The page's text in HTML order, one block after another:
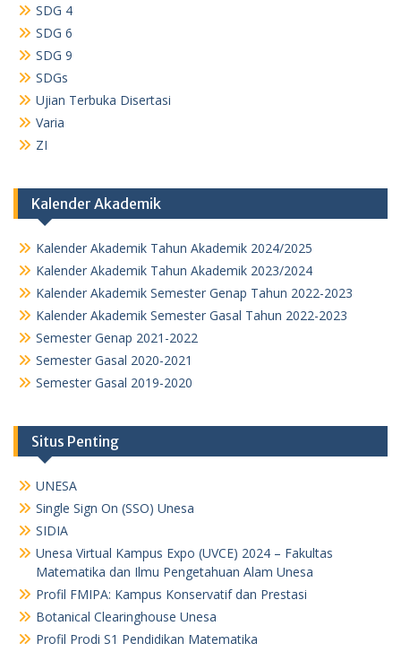
SDG 4
SDG 6
SDG 9
SDGs
Ujian Terbuka Disertasi
Varia
ZI
Kalender Akademik
Kalender Akademik Tahun Akademik 2024/2025
Kalender Akademik Tahun Akademik 2023/2024
Kalender Akademik Semester Genap Tahun 2022-2023
Kalender Akademik Semester Gasal Tahun 2022-2023
Semester Genap 2021-2022
Semester Gasal 2020-2021
Semester Gasal 2019-2020
Situs Penting
UNESA
Single Sign On (SSO) Unesa
SIDIA
Unesa Virtual Kampus Expo (UVCE) 2024 – Fakultas
Matematika dan Ilmu Pengetahuan Alam Unesa
Profil FMIPA: Kampus Konservatif dan Prestasi
Botanical Clearinghouse Unesa
Profil Prodi S1 Pendidikan Matematika